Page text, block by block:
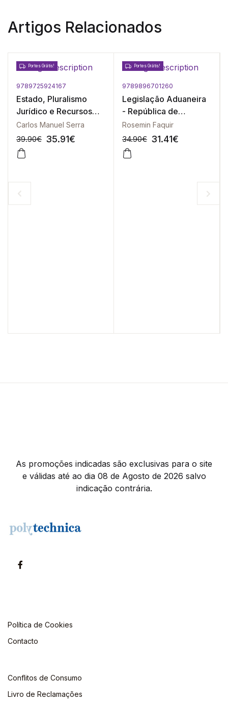
Artigos Relacionados
Portes Grátis!
9789725924167
Estado, Pluralismo
Jurídico e Recursos
Naturais
Carlos Manuel Serra
39.90€ 35.91€
Portes Grátis!
-10%
9789896701260
Legislação Aduaneira
- República de
Moçambique
Rosemin Faquir
34.90€ 31.41€
As promoções indicadas são exclusivas para o site
e válidas até ao dia 08 de Agosto de 2026 salvo
indicação contrária.
Política de Cookies
Contacto
Conflitos de Consumo
Livro de Reclamações